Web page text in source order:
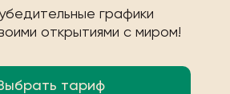
тариф
графики
открытиями с миром!